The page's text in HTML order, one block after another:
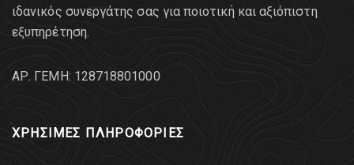
ιδανικός συνεργάτης σας για ποιοτική και αξιόπιστη
εξυπηρέτηση.
AΡ. ΓΕΜΗ: 128718801000
ΧΡΗΣΙΜΕΣ ΠΛΗΡΟΦΟΡΙΕΣ